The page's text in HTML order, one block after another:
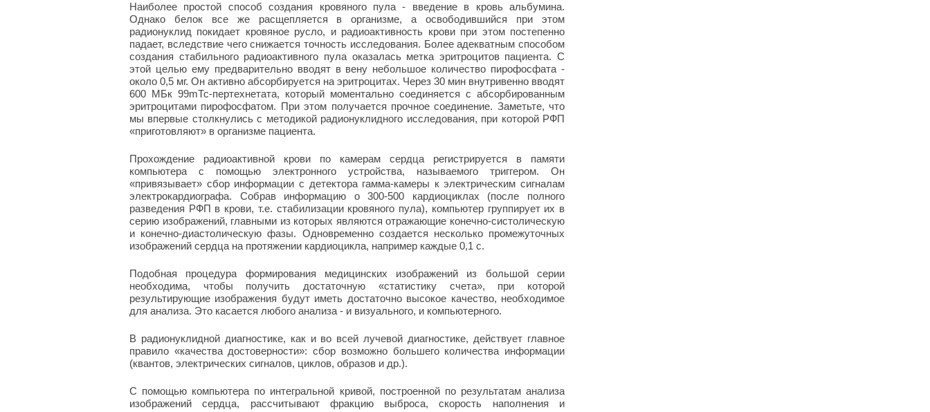
Наиболее простой способ создания кровяного пула - введение в кровь альбумина.
Однако белок все же расщепляется в организме, а освободившийся при этом
радионуклид покидает кровяное русло, и радиоактивность крови при этом постепенно
падает, вследствие чего снижается точность исследования. Более адекватным способом
создания стабильного радиоактивного пула оказалась метка эритроцитов пациента. С
этой целью ему предварительно вводят в вену небольшое количество пирофосфата -
около 0,5 мг. Он активно абсорбируется на эритроцитах. Через 30 мин внутривенно вводят
600 МБк 99mТс-пертехнетата, который моментально соединяется с абсорбированным
эритроцитами пирофосфатом. При этом получается прочное соединение. Заметьте, что
мы впервые столкнулись с методикой радионуклидного исследования, при которой РФП
«приготовляют» в организме пациента.
Прохождение радиоактивной крови по камерам сердца регистрируется в памяти
компьютера с помощью электронного устройства, называемого триггером. Он
«привязывает» сбор информации с детектора гамма-камеры к электрическим сигналам
электрокардиографа. Собрав информацию о 300-500 кардиоциклах (после полного
разведения РФП в крови, т.е. стабилизации кровяного пула), компьютер группирует их в
серию изображений, главными из которых являются отражающие конечно-систолическую
и конечно-диастолическую фазы. Одновременно создается несколько промежуточных
изображений сердца на протяжении кардиоцикла, например каждые 0,1 с.
Подобная процедура формирования медицинских изображений из большой серии
необходима, чтобы получить достаточную «статистику счета», при которой
результирующие изображения будут иметь достаточно высокое качество, необходимое
для анализа. Это касается любого анализа - и визуального, и компьютерного.
В радионуклидной диагностике, как и во всей лучевой диагностике, действует главное
правило «качества достоверности»: сбор возможно большего количества информации
(квантов, электрических сигналов, циклов, образов и др.).
С помощью компьютера по интегральной кривой, построенной по результатам анализа
изображений сердца, рассчитывают фракцию выброса, скорость наполнения и